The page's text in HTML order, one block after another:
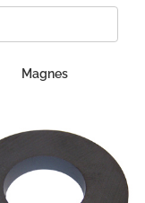
Magnes